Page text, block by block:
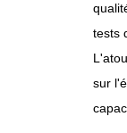
tests
sur